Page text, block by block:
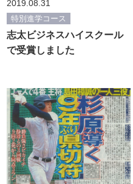
2019.08.31
特別進学コース
志太ビジネスハイスクール
で受賞しました